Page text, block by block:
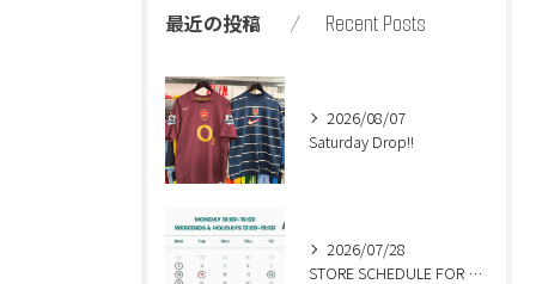
最近の投稿 Recent Posts
2026/08/07
Saturday Drop!!
2026/07/28
STORE SCHEDULE FOR AUGUST🍉